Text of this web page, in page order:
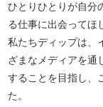
ひとりひとりが自分
る仕事に出会ってほ
私たちディップは、
ざまなメディアを通
することを目指し、
た。